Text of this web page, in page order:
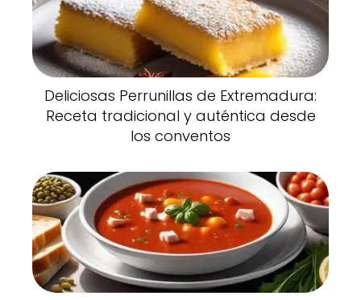
Deliciosas Perrunillas de Extremadura:
Receta tradicional y auténtica desde
los conventos